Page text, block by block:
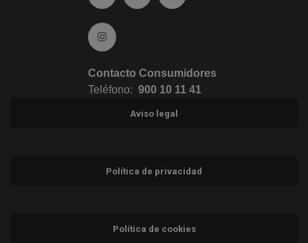
Ir a Instagram (abre en ventana nueva)
Contacto Consumidores
Teléfono: 900 10 11 41
Aviso legal
Política de privacidad
Política de cookies